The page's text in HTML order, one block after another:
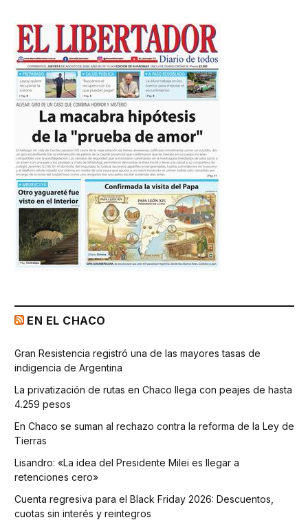
EN EL CHACO
Gran Resistencia registró una de las mayores tasas de
indigencia de Argentina
La privatización de rutas en Chaco llega con peajes de hasta
4.259 pesos
En Chaco se suman al rechazo contra la reforma de la Ley de
Tierras
Lisandro: «La idea del Presidente Milei es llegar a
retenciones cero»
Cuenta regresiva para el Black Friday 2026: Descuentos,
cuotas sin interés y reintegros